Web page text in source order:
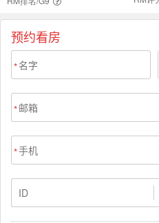
预约看房
*
*
*